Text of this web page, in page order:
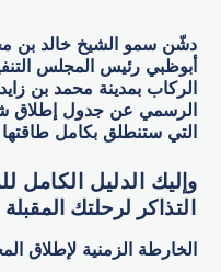
دشّن سمو الشيخ خالد بن
أبوظبي رئيس المجلس
الركاب بمدينة محمد بن
الرسمي عن جدول إطلاق
التي ستنطلق بكامل
وإليك الدليل الكامل
التذاكر لرحلتك
الخارطة الزمنية لإطلاق